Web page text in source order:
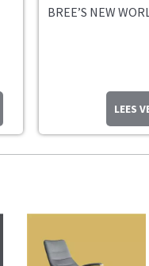
BREE’S NEW
LEES